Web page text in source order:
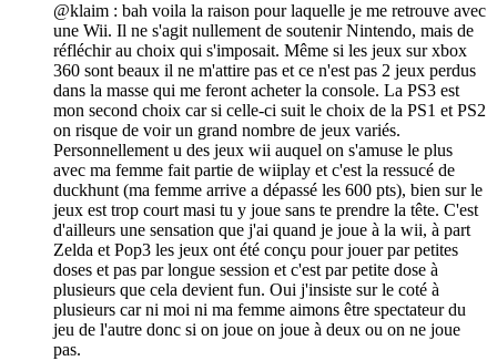
@klaim : bah voila la raison pour laquelle je me retrouve avec
une Wii. Il ne s'agit nullement de soutenir Nintendo, mais de
réfléchir au choix qui s'imposait. Même si les jeux sur xbox
360 sont beaux il ne m'attire pas et ce n'est pas 2 jeux perdus
dans la masse qui me feront acheter la console. La PS3 est
mon second choix car si celle-ci suit le choix de la PS1 et PS2
on risque de voir un grand nombre de jeux variés.
Personnellement u des jeux wii auquel on s'amuse le plus
avec ma femme fait partie de wiiplay et c'est la ressucé de
duckhunt (ma femme arrive a dépassé les 600 pts), bien sur le
jeux est trop court masi tu y joue sans te prendre la tête. C'est
d'ailleurs une sensation que j'ai quand je joue à la wii, à part
Zelda et Pop3 les jeux ont été conçu pour jouer par petites
doses et pas par longue session et c'est par petite dose à
plusieurs que cela devient fun. Oui j'insiste sur le coté à
plusieurs car ni moi ni ma femme aimons être spectateur du
jeu de l'autre donc si on joue on joue à deux ou on ne joue
pas.